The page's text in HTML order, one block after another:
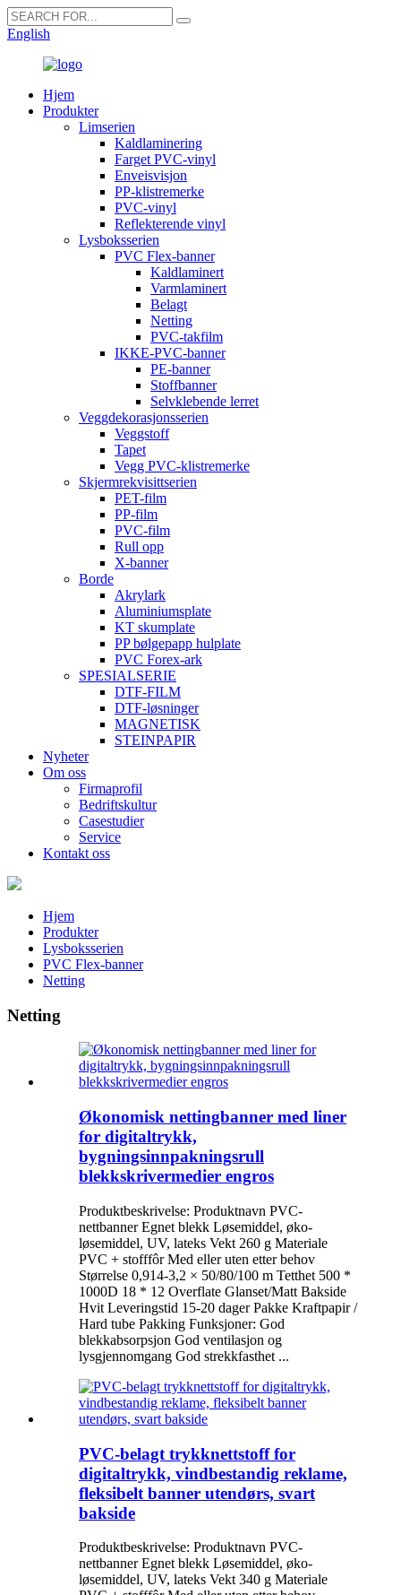
English
Hjem
Produkter
Limserien
Kaldlaminering
Farget PVC-vinyl
Enveisvisjon
PP-klistremerke
PVC-vinyl
Reflekterende vinyl
Lysboksserien
PVC Flex-banner
Kaldlaminert
Varmlaminert
Belagt
Netting
PVC-takfilm
IKKE-PVC-banner
PE-banner
Stoffbanner
Selvklebende lerret
Veggdekorasjonsserien
Veggstoff
Tapet
Vegg PVC-klistremerke
Skjermrekvisittserien
PET-film
PP-film
PVC-film
Rull opp
X-banner
Borde
Akrylark
Aluminiumsplate
KT skumplate
PP bølgepapp hulplate
PVC Forex-ark
SPESIALSERIE
DTF-FILM
DTF-løsninger
MAGNETISK
STEINPAPIR
Nyheter
Om oss
Firmaprofil
Bedriftskultur
Casestudier
Service
Kontakt oss
Hjem
Produkter
Lysboksserien
PVC Flex-banner
Netting
Netting
Økonomisk nettingbanner med liner
for digitaltrykk,
bygningsinnpakningsrull
blekkskrivermedier engros
Produktbeskrivelse: Produktnavn PVC-
nettbanner Egnet blekk Løsemiddel, øko-
løsemiddel, UV, lateks Vekt 260 g Materiale
PVC + stofffôr Med eller uten etter behov
Størrelse 0,914-3,2 × 50/80/100 m Tetthet 500 *
1000D 18 * 12 Overflate Glanset/Matt Bakside
Hvit Leveringstid 15-20 dager Pakke Kraftpapir /
Hard tube Pakking Funksjoner: God
blekkabsorpsjon God ventilasjon og
lysgjennomgang God strekkfasthet ...
PVC-belagt trykknettstoff for
digitaltrykk, vindbestandig reklame,
fleksibelt banner utendørs, svart
bakside
Produktbeskrivelse: Produktnavn PVC-
nettbanner Egnet blekk Løsemiddel, øko-
løsemiddel, UV, lateks Vekt 340 g Materiale